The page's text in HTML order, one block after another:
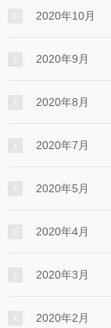
2020年10月
2020年9月
2020年8月
2020年7月
2020年5月
2020年4月
2020年3月
2020年2月